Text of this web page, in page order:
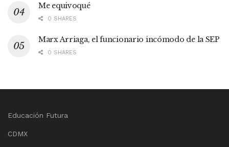
Me equivoqué
0 SHARES
Marx Arriaga, el funcionario incómodo de la SEP
0 SHARES
Educación Futura
CDMX